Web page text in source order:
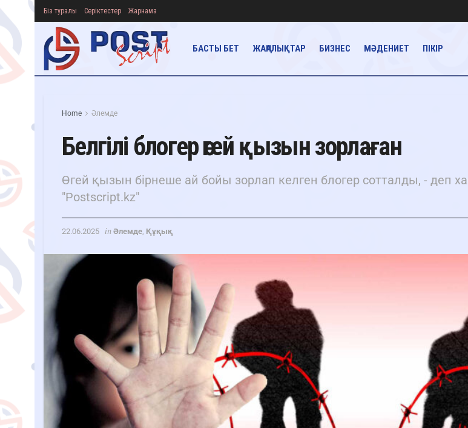
Біз туралы Серіктестер Жарнама
БАСТЫ БЕТ ЖАҢАЛЫҚТАР БИЗНЕС МӘДЕНИЕТ ПІКІР
Home Әлемде
Белгілі блогер өгей қызын зорлаған
Өгей қызын бірнеше ай бойы зорлап келген блогер сотталды, - деп
"Postscript.kz"
22.06.2025 in Әлемде, Құқық